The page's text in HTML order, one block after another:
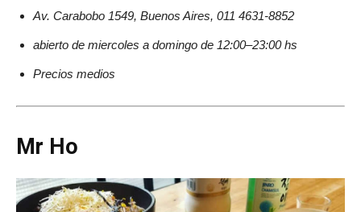
Av. Carabobo 1549, Buenos Aires, 011 4631-8852
abierto de miercoles a domingo de 12:00–23:00 hs
Precios medios
Mr Ho